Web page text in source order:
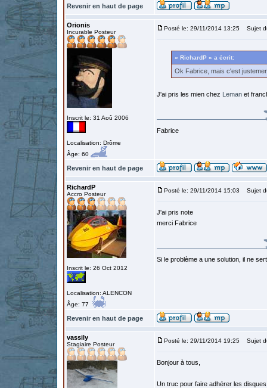
Revenir en haut de page
Orionis
Incurable Posteur
Inscrit le: 31 Aoû 2006
Localisation: Drôme
Âge: 60
Posté le: 29/11/2014 13:25 Sujet
« RichardP » a écrit:
Ok Fabrice, mais c'est
J'ai pris les mien chez Leman et
Fabrice
Revenir en haut de page
RichardP
Accro Posteur
Inscrit le: 26 Oct 2012
Localisation: ALENCON
Âge: 77
Posté le: 29/11/2014 15:03 Sujet
J'ai pris note
merci Fabrice
Si le problème a une solution, il ne
Revenir en haut de page
vassily
Stagiaire Posteur
Posté le: 29/11/2014 19:25 Sujet
Bonjour à tous,
Un truc pour faire adhérer les